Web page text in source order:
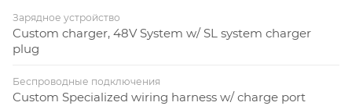
Зарядное устройство
Custom charger, 48V System w/ SL system charger
plug
Беспроводные подключения
Custom Specialized wiring harness w/ charge port